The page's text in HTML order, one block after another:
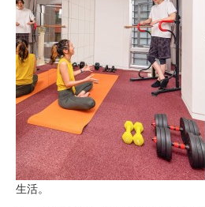
生活。